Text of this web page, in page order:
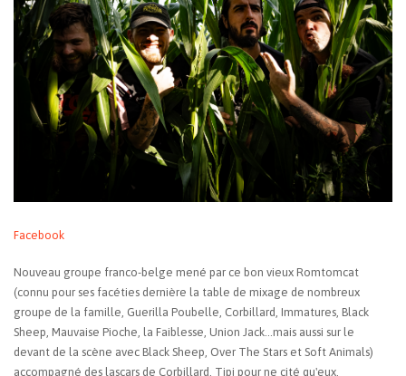
Facebook
Nouveau groupe franco-belge mené par ce bon vieux Romtomcat
(connu pour ses facéties dernière la table de mixage de nombreux
groupe de la famille, Guerilla Poubelle, Corbillard, Immatures, Black
Sheep, Mauvaise Pioche, la Faiblesse, Union Jack...mais aussi sur le
devant de la scène avec Black Sheep, Over The Stars et Soft Animals)
accompagné des lascars de Corbillard, Tipi pour ne cité qu'eux.